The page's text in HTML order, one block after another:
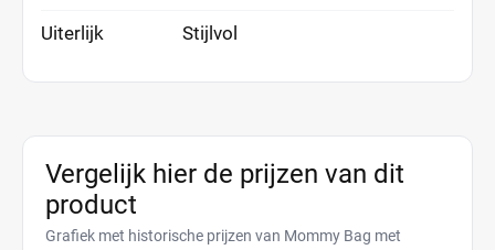
Uiterlijk Stijlvol
Vergelijk hier de prijzen van dit
product
Grafiek met historische prijzen van Mommy Bag met